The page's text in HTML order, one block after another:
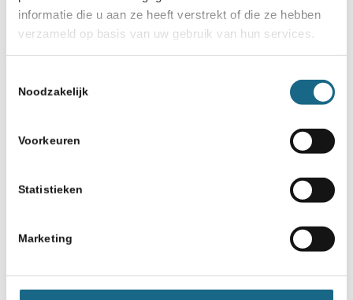
informatie die u aan ze heeft verstrekt of die ze hebben
verzameld op basis van uw gebruik van hun services.
Noodzakelijk
Voorkeuren
Statistieken
Marketing